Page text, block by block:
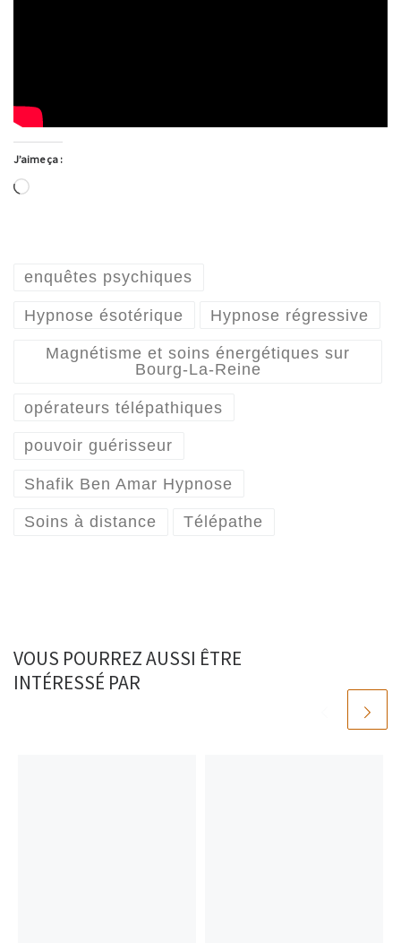
J’aime ça :
Chargement…
enquêtes psychiques
Hypnose ésotérique Hypnose régressive
Magnétisme et soins énergétiques sur
Bourg-La-Reine
opérateurs télépathiques
pouvoir guérisseur
Shafik Ben Amar Hypnose
Soins à distance Télépathe
VOUS POURREZ AUSSI ÊTRE
INTÉRESSÉ PAR